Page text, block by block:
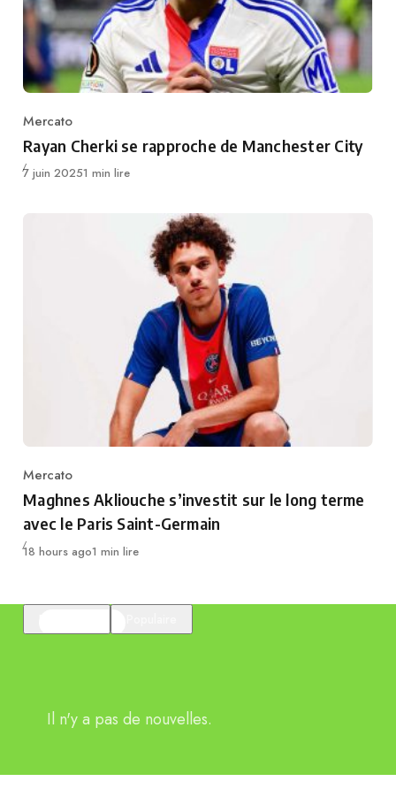
Category
Mercato
Rayan Cherki se rapproche de Manchester City
Publié
7 juin 20251 min lire
Category
Mercato
Maghnes Akliouche s’investit sur le long terme
avec le Paris Saint-Germain
Publié
18 hours ago1 min lire
Il n'y a pas de nouvelles.